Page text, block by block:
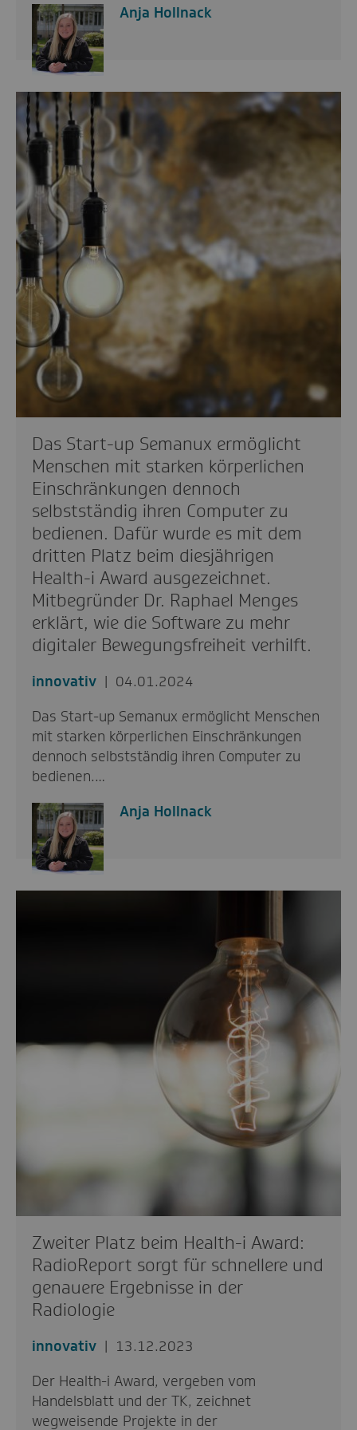
Anja Hollnack
Das Start-up Semanux ermöglicht
Menschen mit starken körperlichen
Einschränkungen dennoch
selbstständig ihren Computer zu
bedienen. Dafür wurde es mit dem
dritten Platz beim diesjährigen
Health-i Award ausgezeichnet.
Mitbegründer Dr. Raphael Menges
erklärt, wie die Software zu mehr
digitaler Bewegungsfreiheit verhilft.
innovativ
04.01.2024
Das Start-up Semanux ermöglicht Menschen
mit starken körperlichen Einschränkungen
dennoch selbstständig ihren Computer zu
bedienen.…
Anja Hollnack
Zweiter Platz beim Health-i Award:
RadioReport sorgt für schnellere und
genauere Ergebnisse in der
Radiologie
innovativ
13.12.2023
Der Health-i Award, vergeben vom
Handelsblatt und der TK, zeichnet
wegweisende Projekte in der